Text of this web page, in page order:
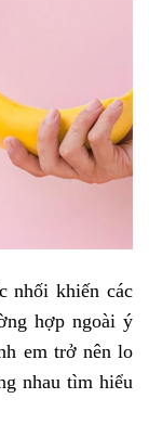
nhối khiến các
hợp ngoài ý
em trở nên lo
nhau tìm hiểu